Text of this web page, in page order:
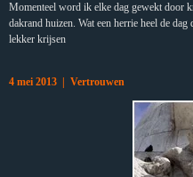
Momenteel word ik elke dag gewekt door
dakrand huizen. Wat een herrie heel de
lekker krijsen
4 mei 2013 | Vertrouwen